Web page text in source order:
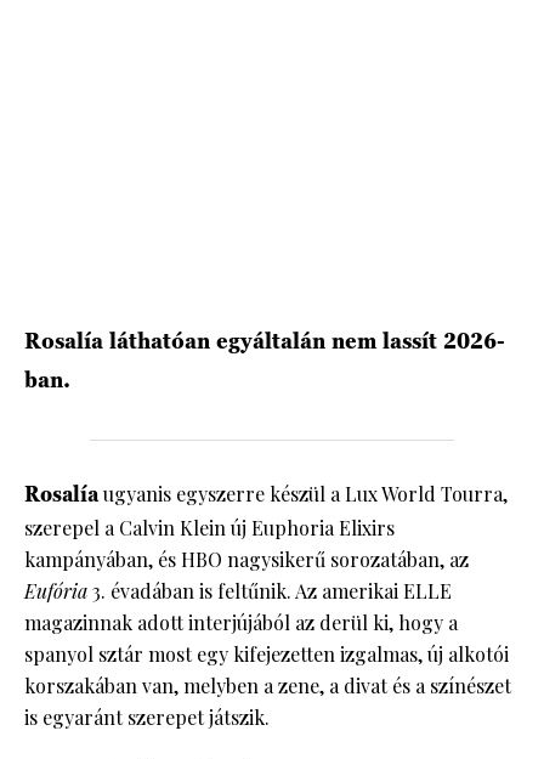
Rosalía láthatóan egyáltalán nem lassít 2026-
ban.
Rosalíaugyanis egyszerre készül a Lux World Tourra,
szerepel a Calvin Klein új Euphoria Elixirs
kampányában, és HBO nagysikerű sorozatában, az
Eufória3. évadában is feltűnik. Az amerikai ELLE
magazinnak adott interjújából az derül ki, hogy a
spanyol sztár most egy kifejezetten izgalmas, új alkotói
korszakában van, melyben a zene, a divat és a színészet
is egyaránt szerepet játszik.